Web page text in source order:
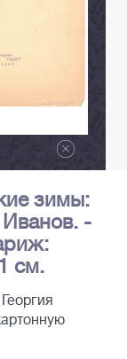
зимы:
-
см.